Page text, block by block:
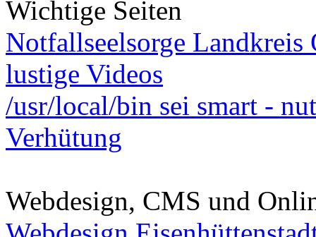
Wichtige Seiten
Notfallseelsorge Landkreis
lustige Videos
/usr/local/bin sei smart -
Verhütung
Webdesign, CMS und